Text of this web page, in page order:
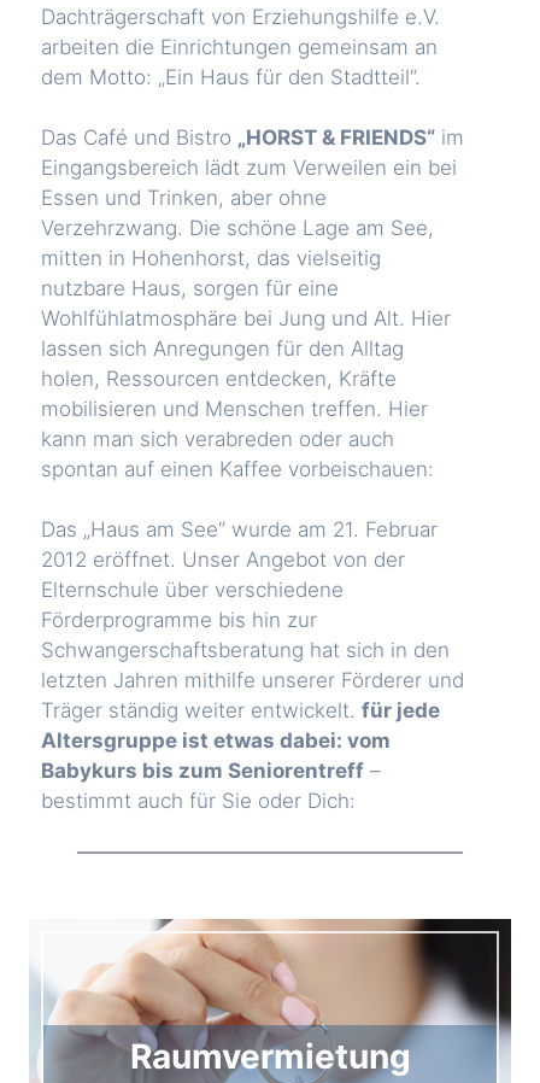
Dachträgerschaft von Erziehungshilfe e.V.
arbeiten die Einrichtungen gemeinsam an
dem Motto: „Ein Haus für den Stadtteil“.
Das Café und Bistro „HORST & FRIENDS“ im
Eingangsbereich lädt zum Verweilen ein bei
Essen und Trinken, aber ohne
Verzehrzwang. Die schöne Lage am See,
mitten in Hohenhorst, das vielseitig
nutzbare Haus, sorgen für eine
Wohlfühlatmosphäre bei Jung und Alt. Hier
lassen sich Anregungen für den Alltag
holen, Ressourcen entdecken, Kräfte
mobilisieren und Menschen treffen. Hier
kann man sich verabreden oder auch
spontan auf einen Kaffee vorbeischauen:
Das „Haus am See“ wurde am 21. Februar
2012 eröffnet. Unser Angebot von der
Elternschule über verschiedene
Förderprogramme bis hin zur
Schwangerschaftsberatung hat sich in den
letzten Jahren mithilfe unserer Förderer und
Träger ständig weiter entwickelt. für jede
Altersgruppe ist etwas dabei: vom
Babykurs bis zum Seniorentreff –
bestimmt auch für Sie oder Dich:
Raumvermietung